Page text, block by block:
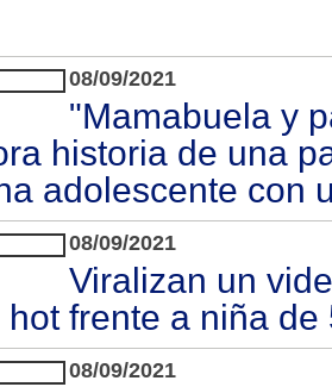
08/09/2021
"Mamabuela y
historia de una
adolescente con
08/09/2021
Viralizan un
frente a niña de
08/09/2021